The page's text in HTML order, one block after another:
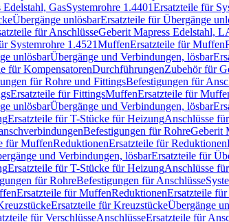
GasSystemrohre 1.4401Ersatzteile für
Übergänge unlösbarErsatzteile für Übergänge
für AnschlüsseGeberit Mapress Edelstahl,
Systemrohre 1.4521MuffenErsatzteile für Muffen
unlösbarÜbergänge und Verbindungen, lösbar
für KompensatorenDurchführungenZubehör für
für Rohre und FittingsBefestigungen für
Ersatzteile für FittingsMuffenErsatzteile für
unlösbarÜbergänge und Verbindungen, lösbar
Ersatzteile für T-Stücke für HeizungAnschlüsse
Befestigungen für RohreGeberit
für MuffenReduktionenErsatzteile für Reduktionen
und Verbindungen, lösbarErsatzteile für
Ersatzteile für T-Stücke für HeizungAnschlüsse
für RohreBefestigungen für Anschlüsse
Ersatzteile für MuffenReduktionenErsatzteile
Ersatzteile für KreuzstückeÜbergänge
für VerschlüsseAnschlüsseErsatzteile für